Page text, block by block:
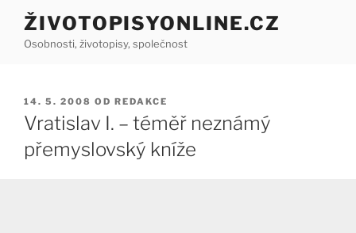
Přejít
obsahu
ŽIVOTOPISYONLINE.CZ
Osobnosti, životopisy, společnost
PUBLIKOVÁNO
14. 5. 2008 OD REDAKCE
Vratislav I. – téměř neznámý
přemyslovský kníže